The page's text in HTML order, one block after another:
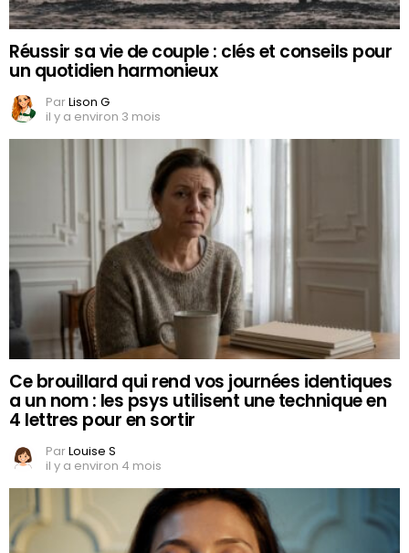
Réussir sa vie de couple : clés et conseils pour
un quotidien harmonieux
ParLison G
il y a environ 3 mois
Ce brouillard qui rend vos journées identiques
a un nom : les psys utilisent une technique en
4 lettres pour en sortir
ParLouise S
il y a environ 4 mois